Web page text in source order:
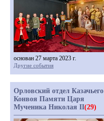
основан 27 марта 2023 г.
Другие события
Орловский отдел Казачьего
Конвоя Памяти Царя
Мученика Николая II(29)